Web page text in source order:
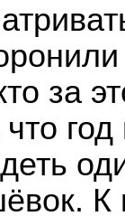
за